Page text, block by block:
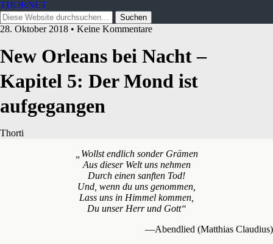
THORNET
28. Oktober 2018 • Keine Kommentare
New Orleans bei Nacht –
Kapitel 5: Der Mond ist
aufgegangen
Thorti
„Wollst endlich sonder Grämen
Aus dieser Welt uns nehmen
Durch einen sanften Tod!
Und, wenn du uns genommen,
Lass uns in Himmel kommen,
Du unser Herr und Gott“
—Abendlied (Matthias Claudius)